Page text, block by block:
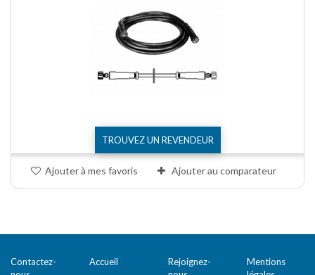
TROUVEZ UN REVENDEUR
Ajouter à mes favoris Ajouter au comparateur
Contactez-
Accueil
Rejoignez-
Mentions